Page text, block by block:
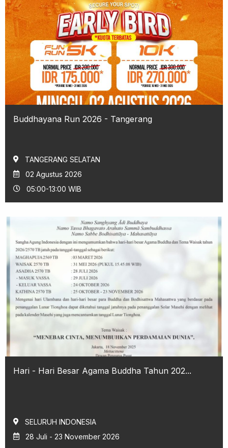
Buddhayana Run 2026 - Tangerang
TANGERANG SELATAN
02 Agustus 2026
05:00-13:00 WIB
Hari - Hari Besar Agama Buddha Tahun 202...
SELURUH INDONESIA
28 Juli - 23 November 2026